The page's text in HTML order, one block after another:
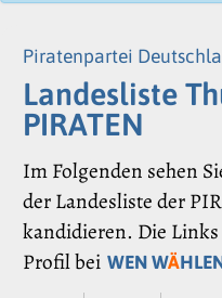
Piratenpartei
Landesliste
PIRATEN
Im Folgenden sehen
der Landesliste der
kandidieren. Die
Profil bei WEN WÄ